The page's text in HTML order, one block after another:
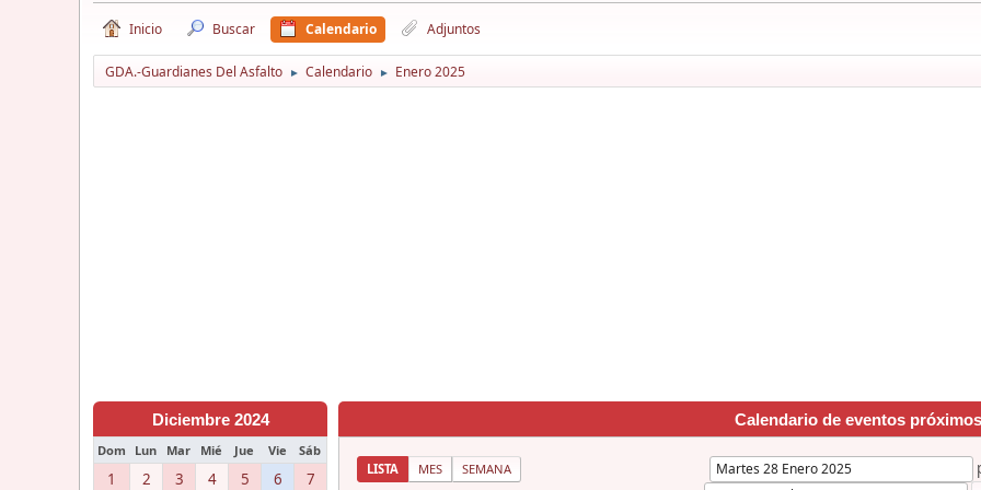
Inicio Buscar Calendario Adjuntos
GDA.-Guardianes Del Asfalto ► Calendario ► Enero 2025
Diciembre 2024
Dom Lun Mar Mié Jue Vie Sáb
1 2 3 4 5 6 7
Calendario de eventos próximos
LISTA MES SEMANA